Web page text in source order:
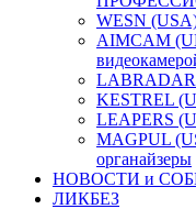
WESN
AIMCAM
LABRADAR
KESTREL
LEAPERS
MAGPUL
органайзеры
НОВОСТИ и
ЛИКБЕЗ